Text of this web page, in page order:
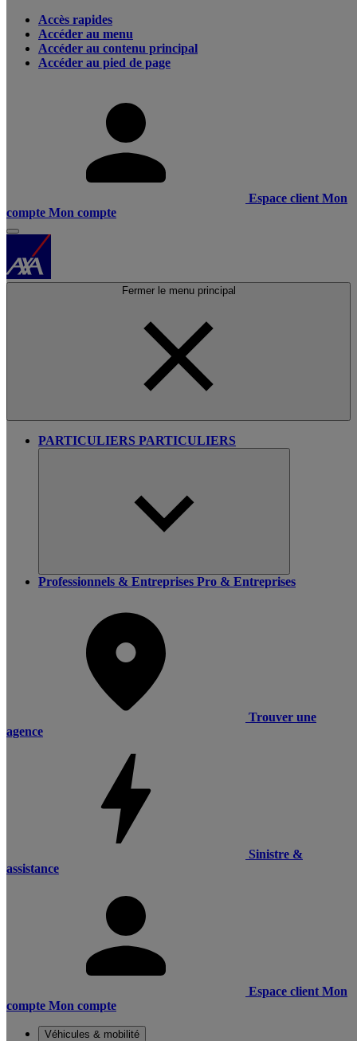
Accès rapides
Accéder au menu
Accéder au contenu principal
Accéder au pied de page
Espace client Mon
compte Mon compte
Fermer le menu principal
PARTICULIERS PARTICULIERS
Professionnels & Entreprises Pro & Entreprises
Trouver une
agence
Sinistre &
assistance
Espace client Mon
compte Mon compte
Véhicules & mobilité